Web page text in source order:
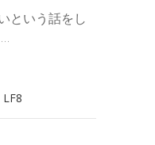
e
d
n
n
r
t
という話をし
LF8